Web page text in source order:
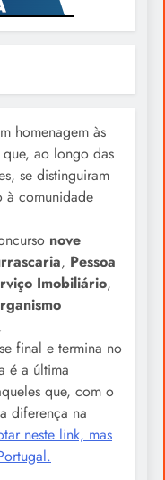
homenagem às
que, ao longo das
se distinguiram
à comunidade
nove
, Pessoa
Imobiliário,
.
final e termina no
é a última
que, com o
diferença na
neste link, mas